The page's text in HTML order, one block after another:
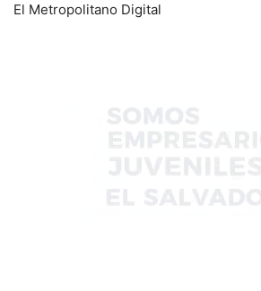
El Metropolitano Digital